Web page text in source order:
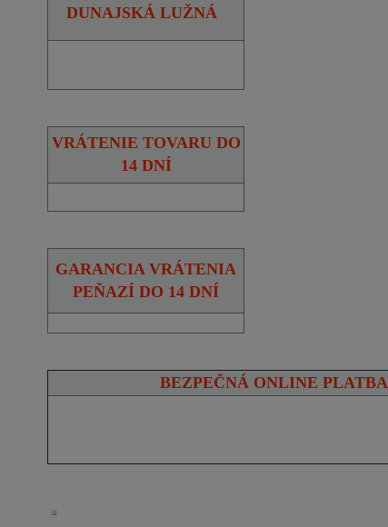
DUNAJSKÁ LUŽNÁ
VRÁTENIE TOVARU DO
14 DNÍ
GARANCIA VRÁTENIA
PEŇAZÍ DO 14 DNÍ
BEZPEČNÁ ONLINE PLATBA